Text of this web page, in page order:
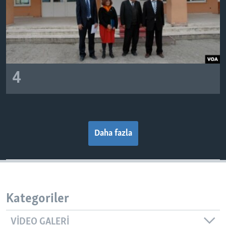
4
Daha fazla
Kategoriler
VIDEO GALERI